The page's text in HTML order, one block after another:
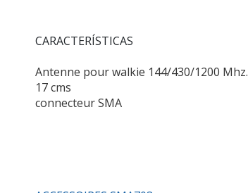
CARACTERÍSTICAS
Antenne pour walkie 144/430/1200 Mhz.
17 cms
connecteur SMA